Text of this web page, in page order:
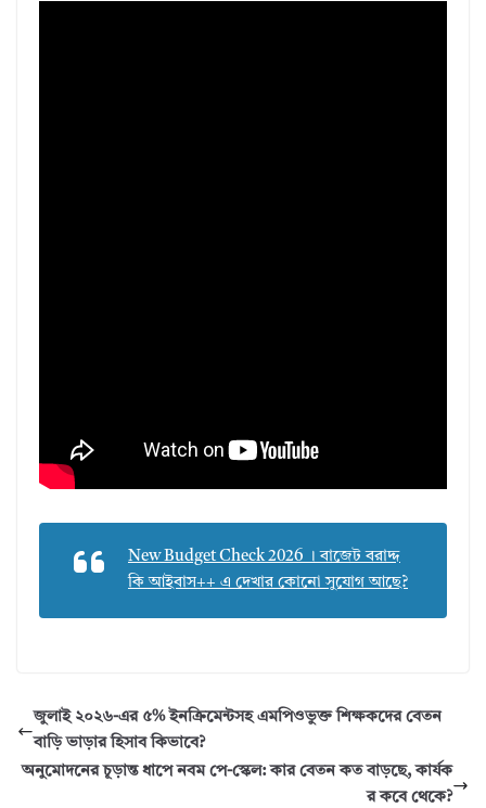
New Budget Check 2026 । বাজেট বরাদ্দ
কি আইবাস++ এ দেখার কোনো সুযোগ আছে?
জুলাই ২০২৬-এর ৫% ইনক্রিমেন্টসহ এমপিওভুক্ত শিক্ষকদের বেতন
বাড়ি ভাড়ার হিসাব কিভাবে?
অনুমোদনের চূড়ান্ত ধাপে নবম পে-স্কেল: কার বেতন কত বাড়ছে, কার্যক
র কবে থেকে?